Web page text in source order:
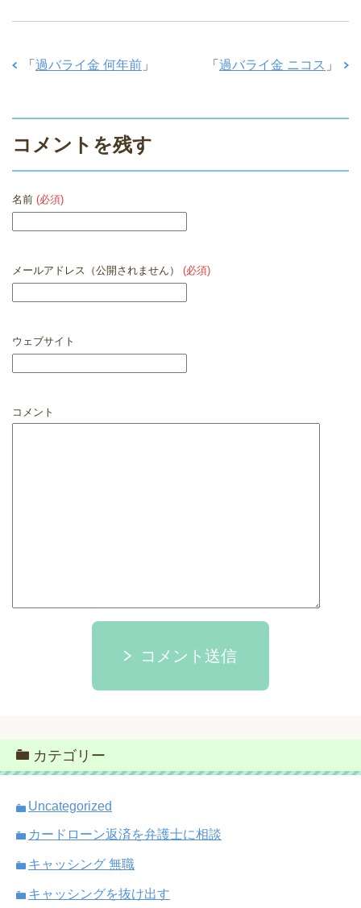
「 過バライ金 ニコス 」
「 過バライ金 何年前 」
コメントを残す
名前 (必須)
メールアドレス（公開されません） (必須)
ウェブサイト
コメント
コメント送信
カテゴリー
Uncategorized
カードローン返済を弁護士に相談
キャッシング 無職
キャッシングを抜け出す